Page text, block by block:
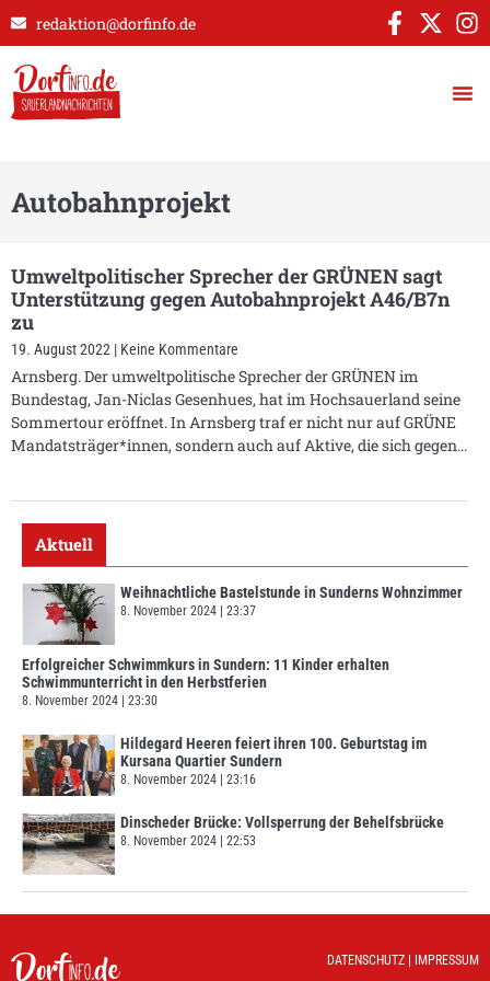
redaktion@dorfinfo.de
Autobahnprojekt
Umweltpolitischer Sprecher der GRÜNEN sagt
Unterstützung gegen Autobahnprojekt A46/B7n
zu
19. August 2022 Keine Kommentare
Arnsberg. Der umweltpolitische Sprecher der GRÜNEN im
Bundestag, Jan-Niclas Gesenhues, hat im Hochsauerland seine
Sommertour eröffnet. In Arnsberg traf er nicht nur auf GRÜNE
Mandatsträger*innen, sondern auch auf Aktive, die sich gegen
Aktuell
Weihnachtliche Bastelstunde in Sunderns Wohnzimmer
8. November 2024 23:37
Erfolgreicher Schwimmkurs in Sundern: 11 Kinder erhalten
Schwimmunterricht in den Herbstferien
8. November 2024 23:30
Hildegard Heeren feiert ihren 100. Geburtstag im
Kursana Quartier Sundern
8. November 2024 23:16
Dinscheder Brücke: Vollsperrung der Behelfsbrücke
8. November 2024 22:53
DATENSCHUTZ IMPRESSUM